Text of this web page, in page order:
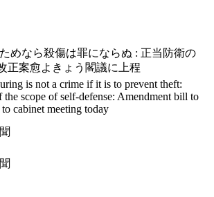
めなら殺傷は罪にならぬ : 正当防衛の
正案愈よきょう閣議に上程
is not a crime if it is to prevent theft:
the scope of self-defense: Amendment bill to
cabinet meeting today